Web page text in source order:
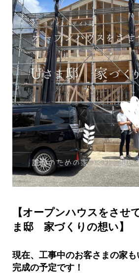
【オープンハウスをさせ
ま邸 家づくりの想い】
現在、工事中のお客さまの家
完成の予定です！